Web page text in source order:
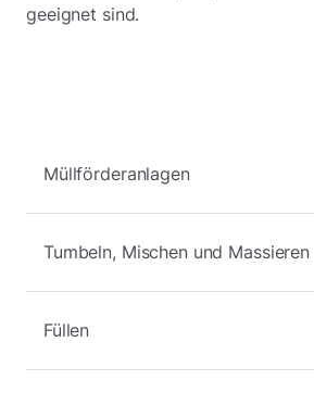
geeignet sind.
Müllförderanlagen
Tumbeln, Mischen und Massieren
Füllen